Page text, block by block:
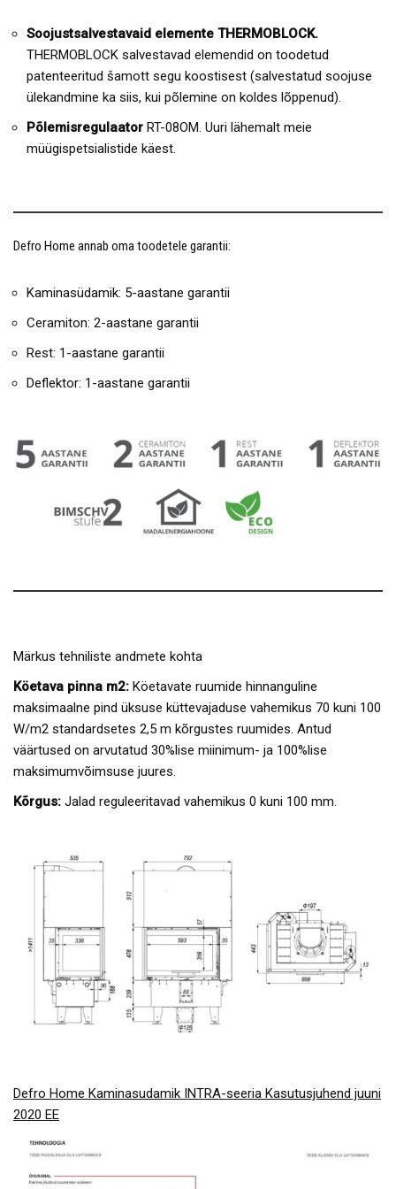
Soojustsalvestavaid elemente THERMOBLOCK.
THERMOBLOCK salvestavad elemendid on toodetud
patenteeritud šamott segu koostisest (salvestatud soojuse
ülekandmine ka siis, kui põlemine on koldes lõppenud).
Põlemisregulaator RT-08OM. Uuri lähemalt meie
müügispetsialistide käest.
Defro Home annab oma toodetele garantii:
Kaminasüdamik: 5-aastane garantii
Ceramiton: 2-aastane garantii
Rest: 1-aastane garantii
Deflektor: 1-aastane garantii
Märkus tehniliste andmete kohta
Köetava pinna m2: Köetavate ruumide hinnanguline
maksimaalne pind üksuse küttevajaduse vahemikus 70 kuni 100
W/m2 standardsetes 2,5 m kõrgustes ruumides. Antud
väärtused on arvutatud 30%lise miinimum- ja 100%lise
maksimumvõimsuse juures.
Kõrgus: Jalad reguleeritavad vahemikus 0 kuni 100 mm.
Defro Home Kaminasudamik INTRA-seeria Kasutusjuhend juuni
2020 EE